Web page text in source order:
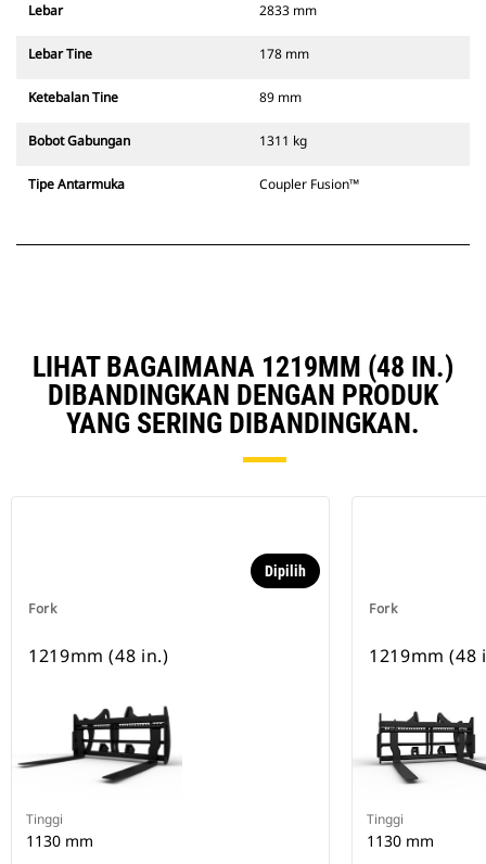
Lebar 2833 mm
Lebar Tine 178 mm
Ketebalan Tine 89 mm
Bobot Gabungan 1311 kg
Tipe Antarmuka Coupler Fusion™
LIHAT BAGAIMANA 1219MM (48 IN.)
DIBANDINGKAN DENGAN PRODUK
YANG SERING DIBANDINGKAN.
Fork
Dipilih
1219mm (48 in.)
Tinggi
1130 mm
Fork
1219mm (48
Tinggi
1130 mm